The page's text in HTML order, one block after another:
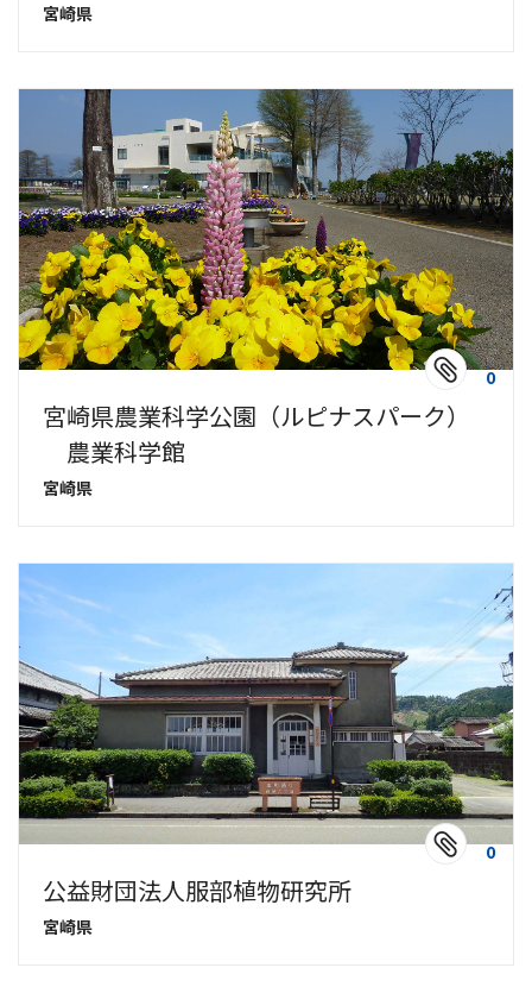
宮崎県
0
宮崎県農業科学公園（ルピナスパーク）
農業科学館
宮崎県
0
公益財団法人服部植物研究所
宮崎県